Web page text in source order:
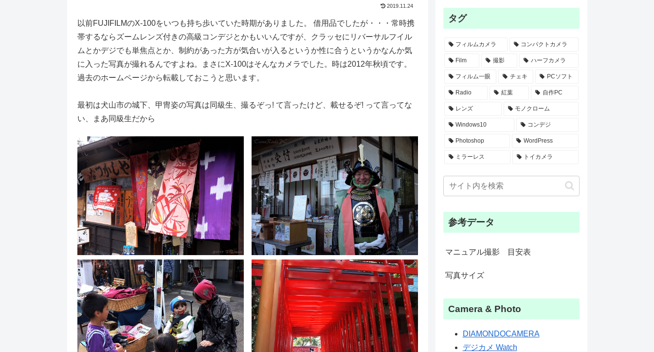
2019.11.24
以前FUJIFILMのX-100をいつも持ち歩いていた時期がありました。 借用品でしたが・・・常時携
帯するならズームレンズ付きの高級コンデジとかもいいんですが、クラッセにリバーサルフイル
ムとかデジでも単焦点とか、制約があった方が気合いが入るというか性に合うというかなんか気
に入った写真が撮れるんですよね。まさにX-100はそんなカメラでした。時は2012年秋頃です。
過去のホームページから転載しておこうと思います。
最初は犬山市の城下、甲冑姿の写真は同級生、撮るぞっ! て言ったけど、載せるぞ! って言ってな
い、まあ同級生だから
タグ
フィルムカメラ コンパクトカメラ
Film 撮影 ハーフカメラ
フィルム一眼 チェキ PCソフト
Radio 紅葉 自作PC
レンズ モノクローム
Windows10 コンデジ
Photoshop WordPress
ミラーレス トイカメラ
参考データ
マニュアル撮影 目安表
写真サイズ
Camera & Photo
DIAMONDOCAMERA
デジカメ Watch